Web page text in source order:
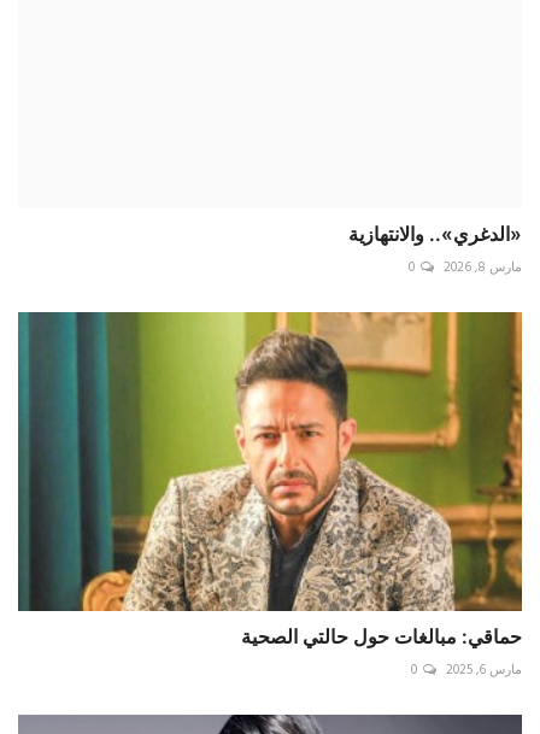
«الدغري».. والانتهازية
مارس 8, 2026 0
حماقي: مبالغات حول حالتي الصحية
مارس 6, 2025 0